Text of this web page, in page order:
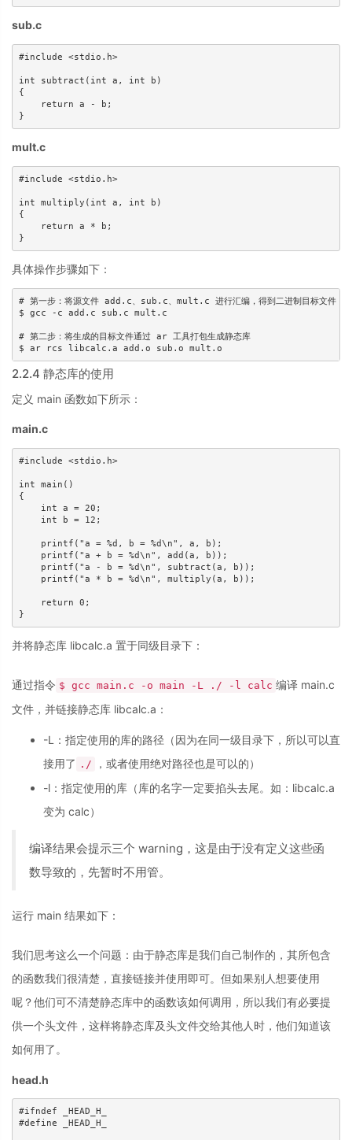
sub.c
#include <stdio.h>
int subtract(int a, int b)
{
    return a - b;
}
mult.c
#include <stdio.h>
int multiply(int a, int b)
{
    return a * b;
}
具体操作步骤如下：
# 第一步：将源文件 add.c、sub.c、mult.c 进行汇编，得到二进制目标文件
$ gcc -c add.c sub.c mult.c
# 第二步：将生成的目标文件通过 ar 工具打包生成静态库
$ ar rcs libcalc.a add.o sub.o mult.o
2.2.4 静态库的使用
定义 main 函数如下所示：
main.c
#include <stdio.h>
int main()
{
    int a = 20;
    int b = 12;
    printf("a = %d, b = %d\n", a, b);
    printf("a + b = %d\n", add(a, b));
    printf("a - b = %d\n", subtract(a, b));
    printf("a * b = %d\n", multiply(a, b));
    return 0;
}
并将静态库 libcalc.a 置于同级目录下：
通过指令 $ gcc main.c -o main -L ./ -l calc 编译 main.c
文件，并链接静态库 libcalc.a：
-L：指定使用的库的路径（因为在同一级目录下，所以可以直
接用了 ./
，或者使用绝对路径也是可以的）
-l：指定使用的库（库的名字一定要掐头去尾。如：libcalc.a
变为 calc）
编译结果会提示三个 warning，这是由于没有定义这些函
数导致的，先暂时不用管。
运行 main 结果如下：
我们思考这么一个问题：由于静态库是我们自己制作的，其所包含
的函数我们很清楚，直接链接并使用即可。但如果别人想要使用
呢？他们可不清楚静态库中的函数该如何调用，所以我们有必要提
供一个头文件，这样将静态库及头文件交给其他人时，他们知道该
如何用了。
head.h
#ifndef _HEAD_H_
#define _HEAD_H_